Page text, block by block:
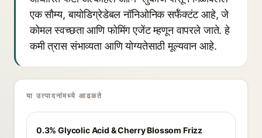
एक सौम्य, बायोडिग्रेडेबल नॉनिओनिक सर्फॅक्टंट आहे, जे
कोमल स्वच्छता आणि फोमिंग एजेंट म्हणून वापरले जाते. हे
कमी त्रास संभाव्यता आणि योग्यतेसाठी मूल्यवान आहे.
या उत्पादनांमध्ये आढळते
0.3% Glycolic Acid & Cherry Blossom Frizz